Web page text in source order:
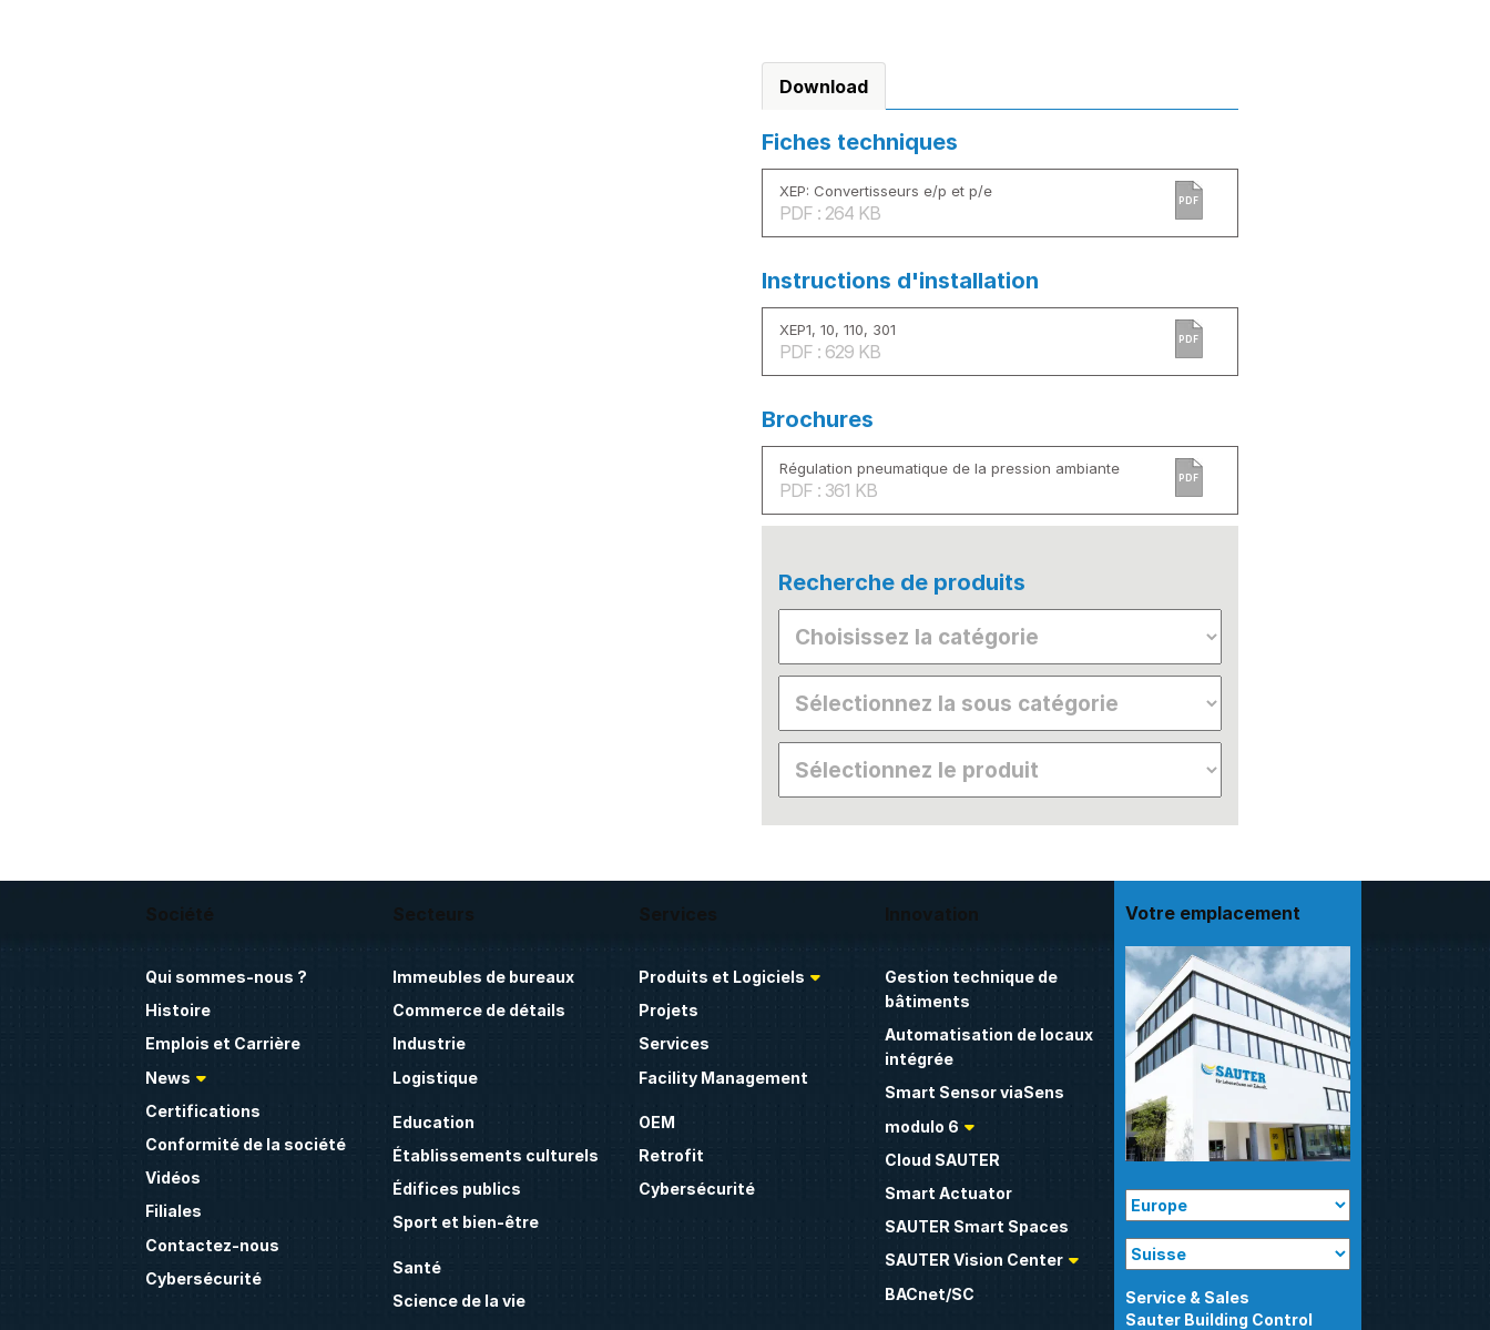
Download
Fiches techniques
XEP: Convertisseurs e/p et p/e
PDF : 264 KB
PDF
Instructions d'installation
XEP1, 10, 110, 301
PDF : 629 KB
PDF
Brochures
Régulation pneumatique de la pression ambiante
PDF : 361 KB
PDF
Recherche de produits
Société
Qui sommes-nous ?
Histoire
Emplois et Carrière
News
Certifications
Conformité de la société
Vidéos
Filiales
Contactez-nous
Cybersécurité
Secteurs
Immeubles de bureaux
Commerce de détails
Industrie
Logistique
Education
Établissements culturels
Édifices publics
Sport et bien-être
Santé
Science de la vie
Services
Produits et Logiciels
Projets
Services
Facility Management
OEM
Retrofit
Cybersécurité
Innovation
Gestion technique de
bâtiments
Automatisation de locaux
intégrée
Smart Sensor viaSens
modulo 6
Cloud SAUTER
Smart Actuator
SAUTER Smart Spaces
SAUTER Vision Center
BACnet/SC
Votre emplacement
Sauter Building Control